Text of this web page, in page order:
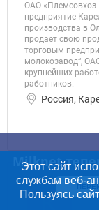
ОАО «Племсовхоз
предприятие
производства в
продает свою
торговым
молокозавод“,
крупнейших
работников.
Россия,
Milknet
Этот сайт
службам веб-
Пользуясь